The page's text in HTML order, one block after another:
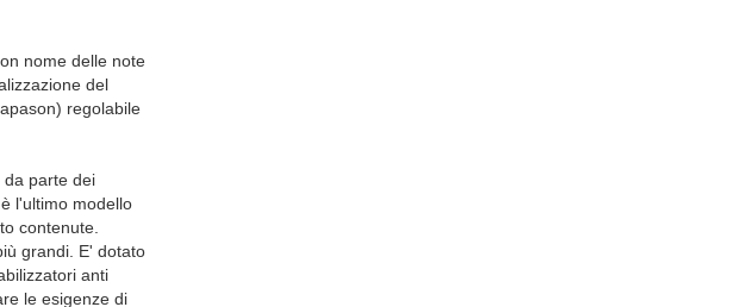
nome delle note
del
regolabile
da parte dei
l'ultimo modello
contenute.
grandi. E' dotato
anti
le esigenze di